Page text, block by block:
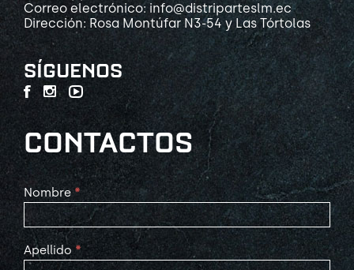
Correo electrónico: info@distriparteslm.ec
Dirección: Rosa Montúfar N3-54 y Las Tórtolas
SÍGUENOS
CONTACTOS
Contact
Us
Nombre *
Apellido *